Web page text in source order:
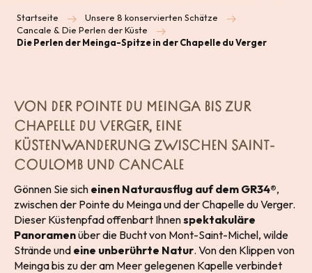
Startseite
Unsere 8 konservierten Schätze
Cancale & Die Perlen der Küste
Die Perlen der Meinga-Spitze in der Chapelle du Verger
VON DER POINTE DU MEINGA BIS ZUR
CHAPELLE DU VERGER, EINE
KÜSTENWANDERUNG ZWISCHEN SAINT-
COULOMB UND CANCALE
Gönnen Sie sich einen Naturausflug auf dem GR34®,
zwischen der Pointe du Meinga und der Chapelle du Verger.
Dieser Küstenpfad offenbart Ihnenspektakuläre
Panoramenüber die Bucht von Mont-Saint-Michel, wilde
Strände und eine unberührte Natur. Von den Klippen von
Meinga bis zu der am Meer gelegenen Kapelle verbindet